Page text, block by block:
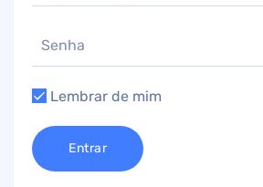
Lembrar de mim
Entrar